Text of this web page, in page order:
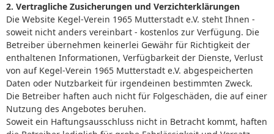
2. Vertragliche Zusicherungen und Verzichterklärungen
Die Website Kegel-Verein 1965 Mutterstadt e.V. steht Ihnen -
soweit nicht anders vereinbart - kostenlos zur Verfügung. Die
Betreiber übernehmen keinerlei Gewähr für Richtigkeit der
enthaltenen Informationen, Verfügbarkeit der Dienste, Verlust
von auf Kegel-Verein 1965 Mutterstadt e.V. abgespeicherten
Daten oder Nutzbarkeit für irgendeinen bestimmten Zweck.
Die Betreiber haften auch nicht für Folgeschäden, die auf einer
Nutzung des Angebotes beruhen.
Soweit ein Haftungsausschluss nicht in Betracht kommt, haften